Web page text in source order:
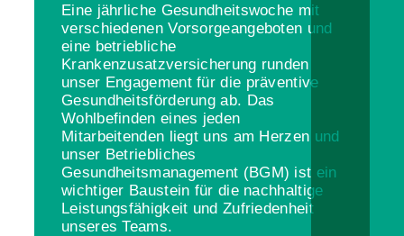
Eine jährliche Gesundheitswoche mit
verschiedenen Vorsorgeangeboten und
eine betriebliche
Krankenzusatzversicherung runden
unser Engagement für die präventive
Gesundheitsförderung ab. Das
Wohlbefinden eines jeden
Mitarbeitenden liegt uns am Herzen und
unser Betriebliches
Gesundheitsmanagement (BGM) ist ein
wichtiger Baustein für die nachhaltige
Leistungsfähigkeit und Zufriedenheit
unseres Teams.